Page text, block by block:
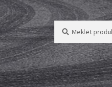
Meklēt:
Meklēt